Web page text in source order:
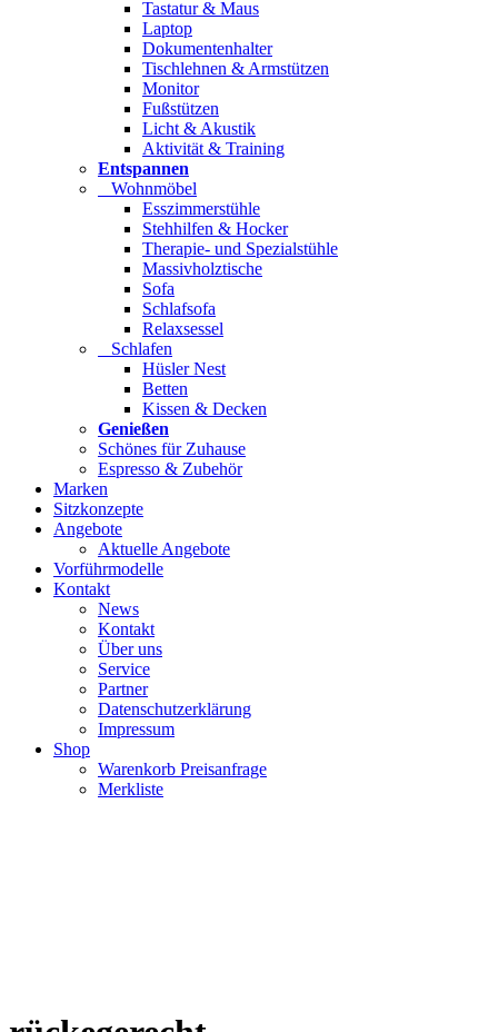
Tastatur & Maus
Laptop
Dokumentenhalter
Tischlehnen & Armstützen
Monitor
Fußstützen
Licht & Akustik
Aktivität & Training
Entspannen
Wohnmöbel
Esszimmerstühle
Stehhilfen & Hocker
Therapie- und Spezialstühle
Massivholztische
Sofa
Schlafsofa
Relaxsessel
Schlafen
Hüsler Nest
Betten
Kissen & Decken
Genießen
Schönes für Zuhause
Espresso & Zubehör
Marken
Sitzkonzepte
Angebote
Aktuelle Angebote
Vorführmodelle
Kontakt
News
Kontakt
Über uns
Service
Partner
Datenschutzerklärung
Impressum
Shop
Warenkorb Preisanfrage
Merkliste